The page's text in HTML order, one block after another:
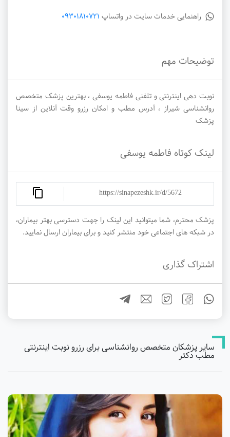
راهنمایی خدمات سایت در واتساپ 09301810721
توضیحات مهم
نوبت دهی اینترنتی و تلفنی فاطمه یوسفی ، بهترین پزشک متخصص
روانشناسی شیراز ، آدرس مطب و امکان رزرو وقت آنلاین از سینا
پزشک
لینک کوتاه فاطمه یوسفی
https://sinapezeshk.ir/d/5672
پزشک محترم، شما میتوانید این لینک را جهت دسترسی بهتر بیماران،
در شبکه های اجتماعی خود منتشر کنید و برای بیماران ارسال نمایید.
اشتراک گذاری
سایر پزشکان متخصص روانشناسی برای رزرو نوبت اینترنتی
مطب دکتر